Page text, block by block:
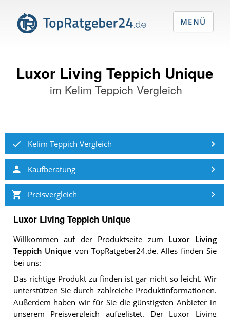
Luxor Living Teppich Unique
im Kelim Teppich Vergleich
Kelim Teppich Vergleich
Kaufberatung
Preisvergleich
Luxor Living Teppich Unique
Willkommen auf der Produktseite zum Luxor Living
Teppich Unique von TopRatgeber24.de. Alles finden Sie
bei uns:
Das richtige Produkt zu finden ist gar nicht so leicht. Wir
unterstützen Sie durch zahlreiche Produktinformationen.
Außerdem haben wir für Sie die günstigsten Anbieter in
unserem Preisvergleich aufgelistet. Der Luxor Living
MENÜ